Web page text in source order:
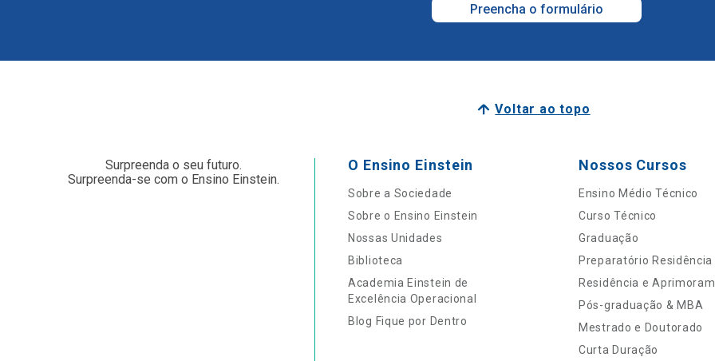
Preencha o formulário
Voltar ao topo
Surpreenda o seu futuro.
Surpreenda-se com o Ensino Einstein.
O Ensino Einstein
Sobre a Sociedade
Sobre o Ensino Einstein
Nossas Unidades
Biblioteca
Academia Einstein de
Excelência Operacional
Blog Fique por Dentro
Nossos Cursos
Ensino Médio Técnico
Curso Técnico
Graduação
Preparatório Residência
Residência e
Pós-graduação & MBA
Mestrado e Doutorado
Curta Duração